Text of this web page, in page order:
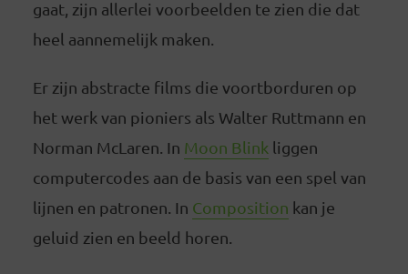
gaat, zijn allerlei voorbeelden te zien die dat
heel aannemelijk maken.
Er zijn abstracte films die voortborduren op
het werk van pioniers als Walter Ruttmann en
Norman McLaren. In Moon Blink liggen
computercodes aan de basis van een spel van
lijnen en patronen. In Composition kan je
geluid zien en beeld horen.